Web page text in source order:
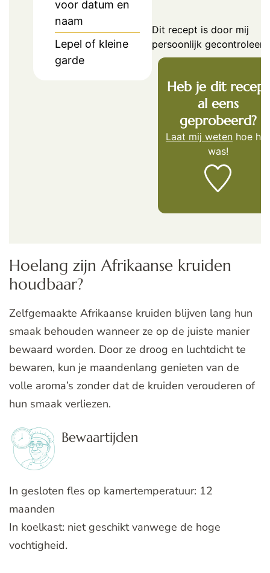
voor datum en
naam
Lepel of kleine
garde
Dit recept is door mij
persoonlijk
Heb je dit recept
al eens
geprobeerd?
Laat mij weten hoe het
was!
Hoelang zijn Afrikaanse kruiden
houdbaar?
Zelfgemaakte Afrikaanse kruiden blijven lang hun
smaak behouden wanneer ze op de juiste manier
bewaard worden. Door ze droog en luchtdicht te
bewaren, kun je maandenlang genieten van de
volle aroma’s zonder dat de kruiden verouderen of
hun smaak verliezen.
Bewaartijden
In gesloten fles op kamertemperatuur: 12
maanden
In koelkast: niet geschikt vanwege de hoge
vochtigheid.